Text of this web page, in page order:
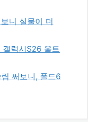
니 실물이 더
갤럭시S26 울트
써보니, 폴드6